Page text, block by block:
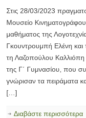
Στις 28/03/2023
Μουσείο
μαθήματος της
Γκουντρουμπή Ελένη
τη Λαζοπούλου Καλλιόπη
της Γ΄ Γυμνασίου, που
γνώρισαν τα πειράματα
[…]
Διαβάστε περισσότερα